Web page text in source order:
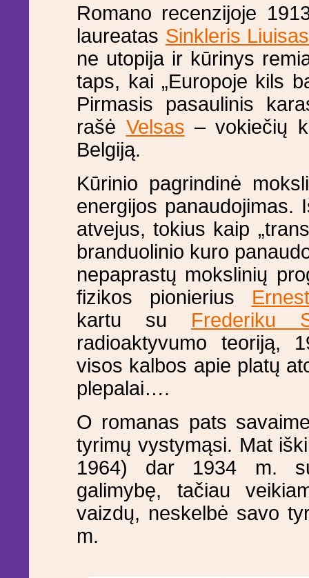
Romano recenzijoje
laureatas Sinkleris Liuisas
ne utopija ir kūrinys
taps, kai „Europoje kils
Pirmasis pasaulinis
rašė Velsas – vokiečių
Belgiją.
Kūrinio pagrindinė
energijos panaudojimas.
atvejus, tokius kaip
branduolinio kuro
nepaprastų mokslinių
fizikos pionierius
kartu su Frederiku
radioaktyvumo teoriją,
visos kalbos apie platų
plepalai….
O romanas pats
tyrimų vystymąsi. Mat
1964) dar 1934 m.
galimybę, tačiau
vaizdų, neskelbė savo
m.